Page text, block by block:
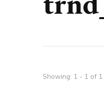
Showing: 1 - 1 of 1